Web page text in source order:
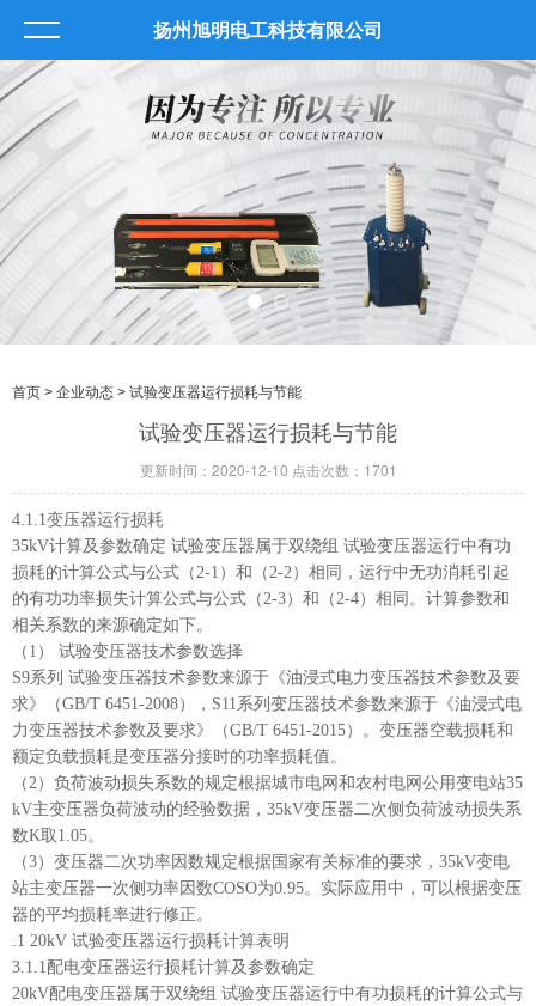
扬州旭明电工科技有限公司
首页 > 企业动态 > 试验变压器运行损耗与节能
试验变压器运行损耗与节能
更新时间：2020-12-10 点击次数：1701
4.1.1变压器运行损耗
35kV计算及参数确定 试验变压器属于双绕组 试验变压器运行中有功
损耗的计算公式与公式（2-1）和（2-2）相同，运行中无功消耗引起
的有功功率损失计算公式与公式（2-3）和（2-4）相同。计算参数和
相关系数的来源确定如下。
（1） 试验变压器技术参数选择
S9系列 试验变压器技术参数来源于《油浸式电力变压器技术参数及要
求》（GB/T 6451-2008），S11系列变压器技术参数来源于《油浸式电
力变压器技术参数及要求》（GB/T 6451-2015）。变压器空载损耗和
额定负载损耗是变压器分接时的功率损耗值。
（2）负荷波动损失系数的规定根据城市电网和农村电网公用变电站35
kV主变压器负荷波动的经验数据，35kV变压器二次侧负荷波动损失系
数K取1.05。
（3）变压器二次功率因数规定根据国家有关标准的要求，35kV变电
站主变压器一次侧功率因数COSO为0.95。实际应用中，可以根据变压
器的平均损耗率进行修正。
.1 20kV 试验变压器运行损耗计算表明
3.1.1配电变压器运行损耗计算及参数确定
20kV配电变压器属于双绕组 试验变压器运行中有功损耗的计算公式与